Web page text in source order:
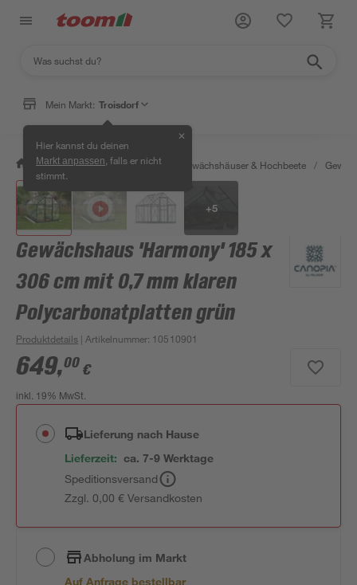
Mein Markt: Troisdorf
Hier kannst du deinen
Markt anpassen , falls er nicht
stimmt.
✕
/ Garten & Freizeit / Anzucht, Gewächshäuser & Hochbeete /
+5
Gewächshaus 'Harmony' 185 x
306 cm mit 0,7 mm klaren
Polycarbonatplatten grün
Produktdetails | Artikelnummer: 10510901
649,00 €
inkl. 19% MwSt.
Lieferung nach Hause
Lieferzeit: ca. 7-9 Werktage
Speditionsversand
Zzgl. 0,00 € Versandkosten
Abholung im Markt
Auf Anfrage bestellbar